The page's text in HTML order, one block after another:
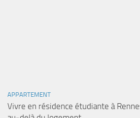
APPARTEMENT
Vivre en résidence étudiante à